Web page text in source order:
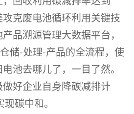
克废电池循环利用关键技
品溯源管理大数据平台，
储-处理-产品的全流程，使
池去哪儿了，一目了然。
好企业自身降碳减排计
碳中和。